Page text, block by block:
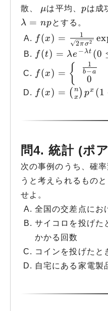
散、 \mu
μは平均、 p
pは成
\lambda = np
λ = npとする。
f(x) =
f(x) =
2πσ2
1
f(t) =
f(t) = λe −λt (0
f(x) =
f(x) = { b−a
1
0
f(x) =
f(x) = ( x
n ) px (1
問4. 統計 (ポ
次の事例のうち、確
うと考えられるもの
せよ。
全国の交差点にお
サイコロを投げた
かかる回数
コインを投げたと
自宅にある家電製